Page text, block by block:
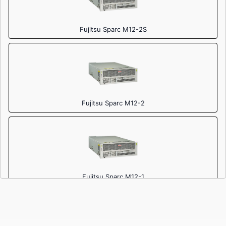
Fujitsu Sparc M12-2S
Fujitsu Sparc M12-2
Fujitsu Sparc M12-1